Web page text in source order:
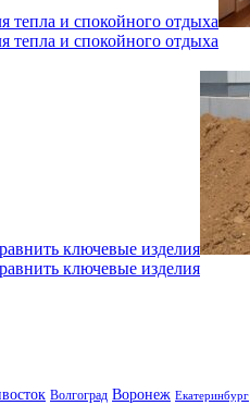
тепла и спокойного отдыха
тепла и спокойного отдыха
ключевые изделия
ключевые изделия
Волгоград Воронеж Екатеринбург